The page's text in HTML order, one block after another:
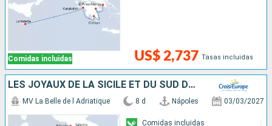
Comidas incluidas US$ 2,737 Tasas incluidas
LES JOYAUX DE LA SICILE ET DU SUD DE L'ITALIE
MV La Belle de l Adriatique 8 d Nápoles 03/03/2027
Comidas incluidas